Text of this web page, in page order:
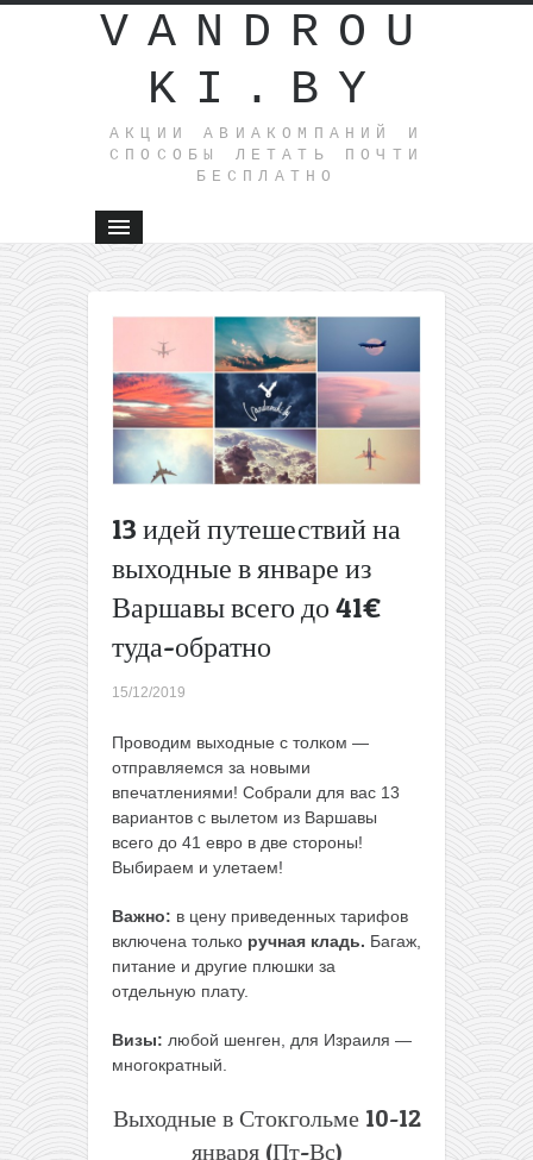
VANDROU
KI.BY
АКЦИИ АВИАКОМПАНИЙ И
СПОСОБЫ ЛЕТАТЬ ПОЧТИ
БЕСПЛАТНО
13 идей путешествий на
выходные в январе из
Варшавы всего до 41€
туда-обратно
15/12/2019
Проводим выходные c толком —
отправляемся за новыми
впечатлениями! Собрали для вас 13
вариантов с вылетом из Варшавы
всего до 41 евро в две стороны!
Выбираем и улетаем!
Важно: в цену приведенных тарифов
включена только ручная кладь. Багаж,
питание и другие плюшки за
отдельную плату.
Визы: любой шенген, для Израиля —
многократный.
Выходные в Стокгольме 10-12
января (Пт-Вс)
тур на
Хайнань
Москвы
7 ночей
всего за
Вильнюса
всего за